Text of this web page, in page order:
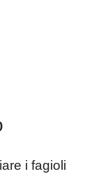
i fagioli